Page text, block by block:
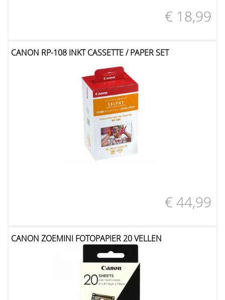
€ 18,99
CANON RP-108 INKT CASSETTE / PAPER SET
€ 44,99
CANON ZOEMINI FOTOPAPIER 20 VELLEN